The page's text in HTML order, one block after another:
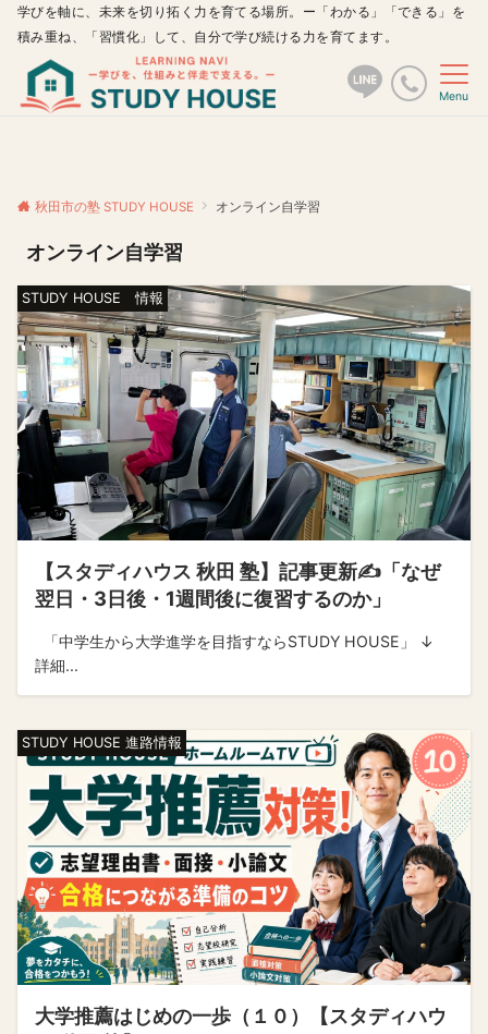
学びを軸に、未来を切り拓く力を育てる場所。ー「わかる」「できる」を
積み重ね、「習慣化」して、自分で学び続ける力を育てます。
Menu
秋田市の塾 STUDY HOUSE オンライン自学習
オンライン自学習
STUDY HOUSE 情報
【スタディハウス 秋田 塾】記事更新✍️「なぜ
翌日・3日後・1週間後に復習するのか」
「中学生から大学進学を目指すならSTUDY HOUSE」 ↓
詳細...
STUDY HOUSE 進路情報
大学推薦はじめの一歩（１０）【スタディハウ